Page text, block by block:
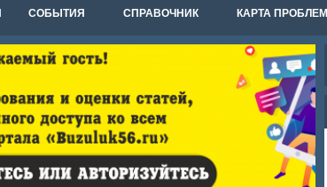
СОБЫТИЯ СПРАВОЧНИК КАРТА ПРОБЛЕМ